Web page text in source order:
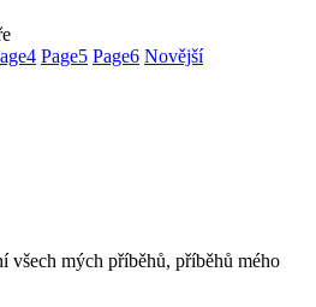
4 Page5 Page6 Novější
všech mých příběhů, příběhů mého